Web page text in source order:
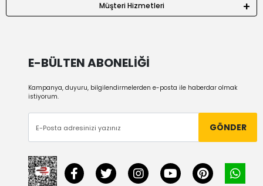
Müşteri Hizmetleri
E-BÜLTEN ABONELİĞİ
Kampanya, duyuru, bilgilendirmelerden e-posta ile haberdar olmak
istiyorum.
GÖNDER